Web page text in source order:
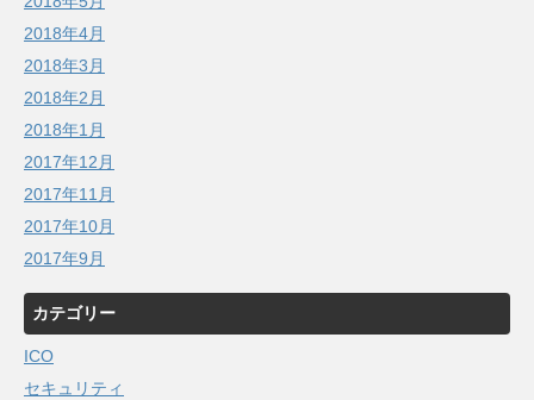
2018年4月
2018年3月
2018年2月
2018年1月
2017年12月
2017年11月
2017年10月
2017年9月
カテゴリー
ICO
セキュリティ